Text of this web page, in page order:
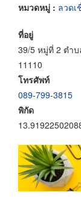
หมวดหมู่ : ลวดเ
ที่อยู่
39/5 หมู่ที่ 2 ตำ
11110
โทรศัพท์
089-799-3815
พิกัด